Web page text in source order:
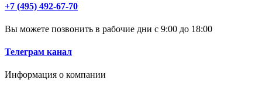
+7 (495) 492-67-70
Вы можете позвонить в рабочие дни с 9:00 до 18:00
Телеграм канал
Информация о компании